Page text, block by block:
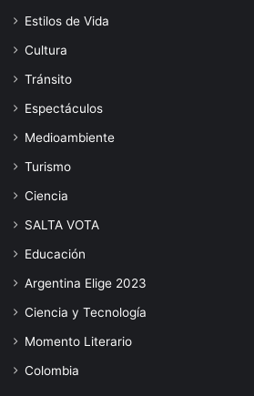
Estilos de Vida
Cultura
Tránsito
Espectáculos
Medioambiente
Turismo
Ciencia
SALTA VOTA
Educación
Argentina Elige 2023
Ciencia y Tecnología
Momento Literario
Colombia